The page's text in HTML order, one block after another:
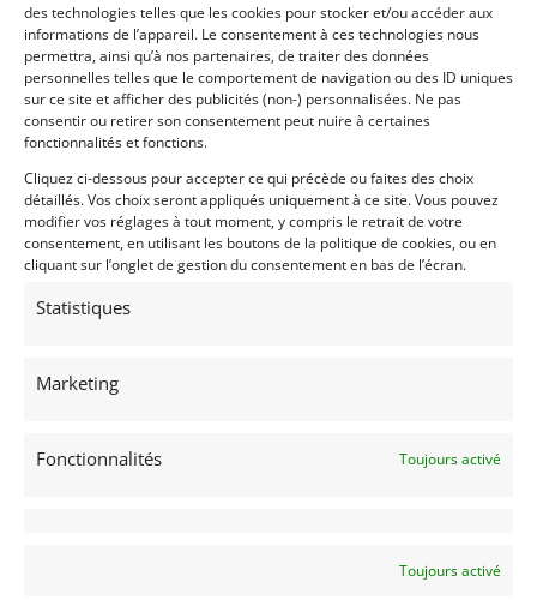
des technologies telles que les cookies pour stocker et/ou accéder aux
informations de l’appareil. Le consentement à ces technologies nous
permettra, ainsi qu’à nos partenaires, de traiter des données
personnelles telles que le comportement de navigation ou des ID uniques
sur ce site et afficher des publicités (non-) personnalisées. Ne pas
consentir ou retirer son consentement peut nuire à certaines
fonctionnalités et fonctions.
Cliquez ci-dessous pour accepter ce qui précède ou faites des choix
détaillés. Vos choix seront appliqués uniquement à ce site. Vous pouvez
modifier vos réglages à tout moment, y compris le retrait de votre
consentement, en utilisant les boutons de la politique de cookies, ou en
cliquant sur l’onglet de gestion du consentement en bas de l’écran.
Statistiques
Marketing
Fonctionnalités Toujours activé
Toujours activé
Voir les 269 annonces deFranco LEMBO
Publié: 30 août 2022 (il y a 4 ans)
AUTO
Françaises
D1